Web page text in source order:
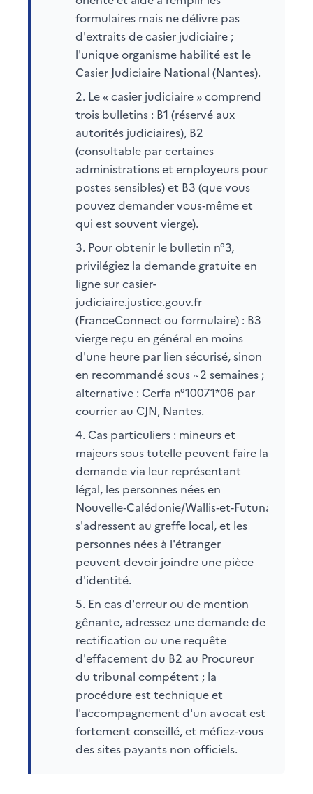
formulaires mais ne délivre pas
d'extraits de casier judiciaire ;
l'unique organisme habilité est le
Casier Judiciaire National (Nantes).
Le « casier judiciaire » comprend
trois bulletins : B1 (réservé aux
autorités judiciaires), B2
(consultable par certaines
administrations et employeurs pour
postes sensibles) et B3 (que vous
pouvez demander vous‑même et
qui est souvent vierge).
Pour obtenir le bulletin n°3,
privilégiez la demande gratuite en
ligne sur casier-
judiciaire.justice.gouv.fr
(FranceConnect ou formulaire) : B3
vierge reçu en général en moins
d'une heure par lien sécurisé, sinon
en recommandé sous ~2 semaines ;
alternative : Cerfa n°10071*06 par
courrier au CJN, Nantes.
Cas particuliers : mineurs et
majeurs sous tutelle peuvent faire la
demande via leur représentant
légal, les personnes nées en
Nouvelle‑Calédonie/Wallis‑et‑Futuna/
s'adressent au greffe local, et les
personnes nées à l'étranger
peuvent devoir joindre une pièce
d'identité.
En cas d'erreur ou de mention
gênante, adressez une demande de
rectification ou une requête
d'effacement du B2 au Procureur
du tribunal compétent ; la
procédure est technique et
l'accompagnement d'un avocat est
fortement conseillé, et méfiez‑vous
des sites payants non officiels.